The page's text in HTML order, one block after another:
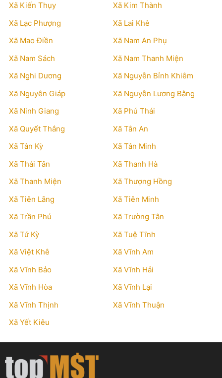
Xã Kiến Thụy
Xã Kim Thành
Xã Lạc Phượng
Xã Lai Khê
Xã Mao Điền
Xã Nam An Phụ
Xã Nam Sách
Xã Nam Thanh Miện
Xã Nghi Dương
Xã Nguyễn Bỉnh Khiêm
Xã Nguyên Giáp
Xã Nguyễn Lương Bằng
Xã Ninh Giang
Xã Phú Thái
Xã Quyết Thắng
Xã Tân An
Xã Tân Kỳ
Xã Tân Minh
Xã Thái Tân
Xã Thanh Hà
Xã Thanh Miện
Xã Thượng Hồng
Xã Tiên Lãng
Xã Tiên Minh
Xã Trần Phú
Xã Trường Tân
Xã Tứ Kỳ
Xã Tuệ Tĩnh
Xã Việt Khê
Xã Vĩnh Am
Xã Vĩnh Bảo
Xã Vĩnh Hải
Xã Vĩnh Hòa
Xã Vĩnh Lại
Xã Vĩnh Thịnh
Xã Vĩnh Thuận
Xã Yết Kiêu